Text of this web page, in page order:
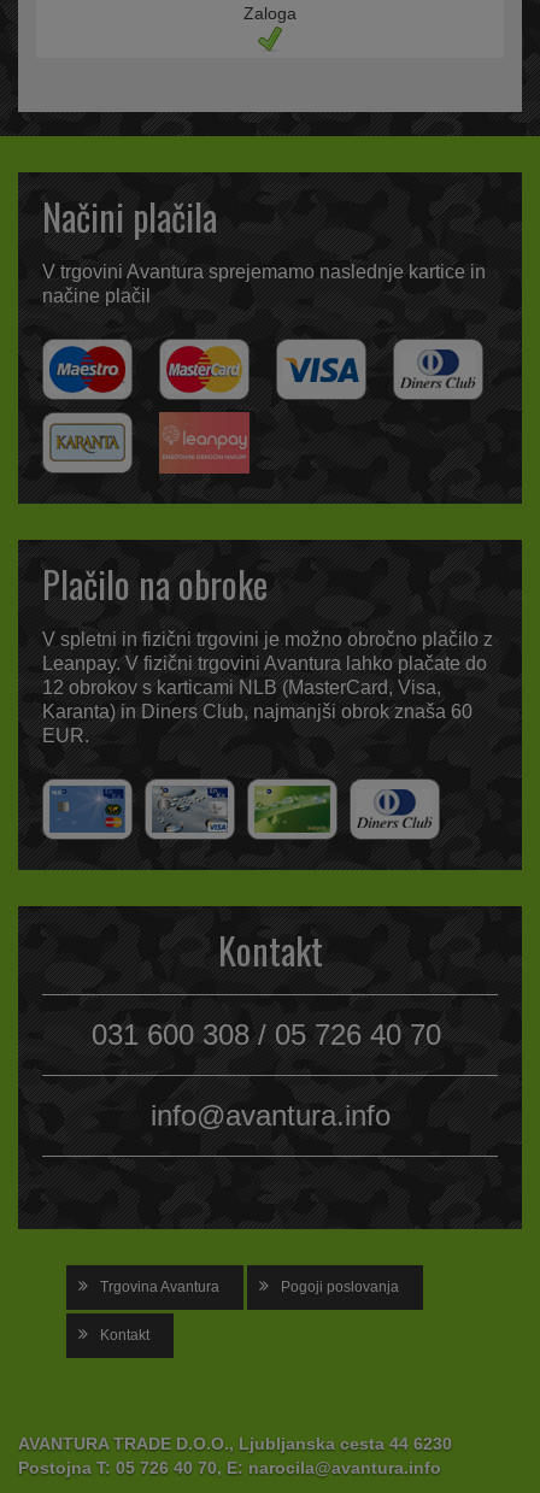
Zaloga
Načini plačila
V trgovini Avantura sprejemamo naslednje kartice in
načine plačil
Plačilo na obroke
V spletni in fizični trgovini je možno obročno plačilo z
Leanpay. V fizični trgovini Avantura lahko plačate do
12 obrokov s karticami NLB (MasterCard, Visa,
Karanta) in Diners Club, najmanjši obrok znaša 60
EUR.
Kontakt
031 600 308 / 05 726 40 70
info@avantura.info
Trgovina Avantura Pogoji poslovanja
Kontakt
AVANTURA TRADE D.O.O., Ljubljanska cesta 44 6230
Postojna T: 05 726 40 70, E: narocila@avantura.info